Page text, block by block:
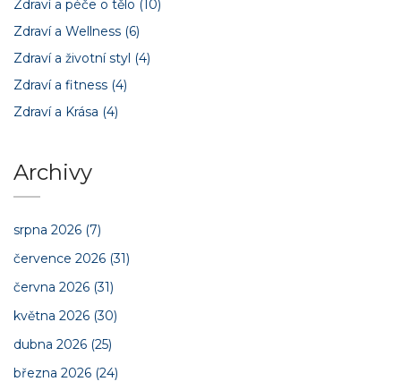
Zdraví a péče o tělo (10)
Zdraví a Wellness (6)
Zdraví a životní styl (4)
Zdraví a fitness (4)
Zdraví a Krása (4)
Archivy
srpna 2026 (7)
července 2026 (31)
června 2026 (31)
května 2026 (30)
dubna 2026 (25)
března 2026 (24)